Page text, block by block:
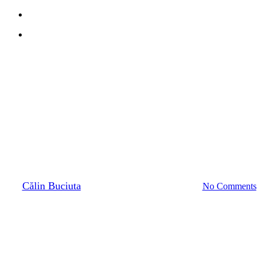
Călin Buciuta No Comments